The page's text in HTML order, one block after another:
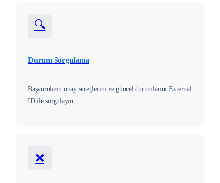
🔍
Durum Sorgulama
Başvuruların onay süreçlerini ve güncel durumlarını External
ID ile sorgulayın.
❌